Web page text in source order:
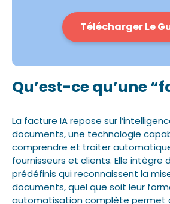
Télécharger Le
Qu’est-ce qu’une
La facture IA repose sur
documents, une technologie
comprendre et traiter
fournisseurs et clients. Elle intègre
prédéfinis qui reconnaissent la
documents, quel que soit leur
automatisation complète permet